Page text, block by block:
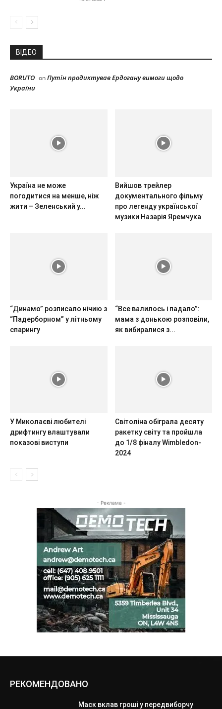
ВІДЕО
BORUTO onПутін продиктував Ердогану вимоги щодо
України
Україна не може
погодитися на менше, ніж
жити – Зеленський у...
Вийшов трейлер
документального фільму
про легенду української
музики Назарія Яремчука
“Динамо” розписало нічию з
“Падерборном” у літньому
спарингу
“Все валилось і падало”:
мама з донькою розповіли,
як вибиралися з...
У Миколаєві любителі
дрифтингу влаштували
показові виступи
Світоліна обіграла десяту
ракетку світу та пройшла
до 1/8 фіналу Wimbledon-
2024
- Реклама -
РЕКОМЕНДОВАНО
Маск вклав гроші у передвиборчу